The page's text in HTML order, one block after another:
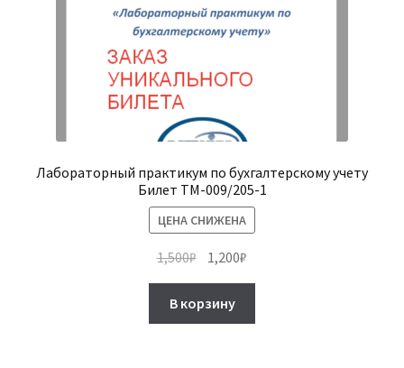
Лабораторный практикум по бухгалтерскому учету
Билет ТМ-009/205-1
ЦЕНА СНИЖЕНА
1,500₽ Первоначальная
составляла
1,500₽.
1,200₽
В корзину